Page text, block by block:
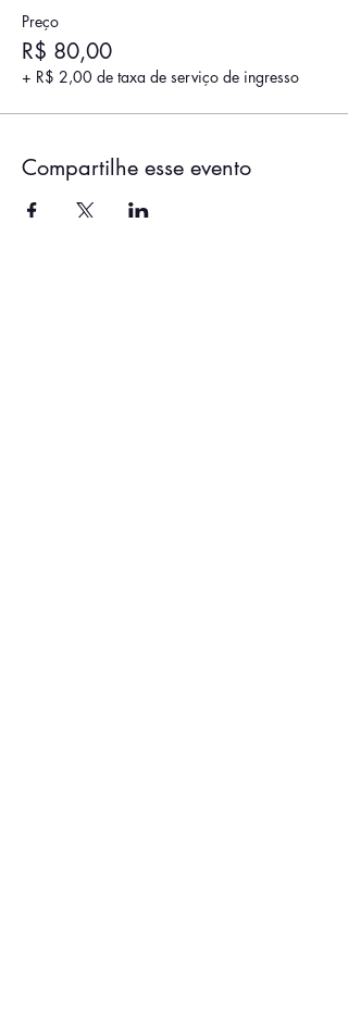
Preço
R$ 80,00
+ R$ 2,00 de taxa de serviço de ingresso
Compartilhe esse evento